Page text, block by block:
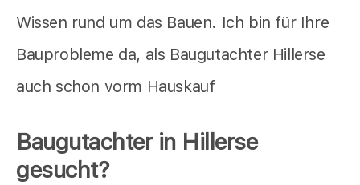
Wissen rund um das Bauen. Ich bin für Ihre
Bauprobleme da, als Baugutachter Hillerse
auch schon vorm Hauskauf
Baugutachter in Hillerse
gesucht?